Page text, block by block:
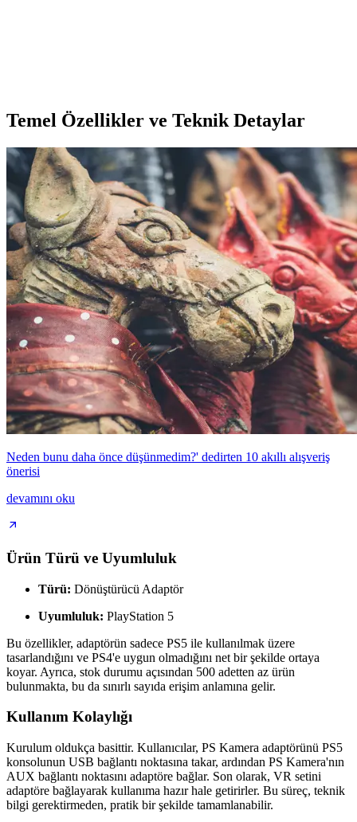
Temel Özellikler ve Teknik Detaylar
Neden bunu daha önce düşünmedim?' dedirten 10 akıllı alışveriş
önerisi
devamını oku
Ürün Türü ve Uyumluluk
Türü: Dönüştürücü Adaptör
Uyumluluk: PlayStation 5
Bu özellikler, adaptörün sadece PS5 ile kullanılmak üzere
tasarlandığını ve PS4'e uygun olmadığını net bir şekilde ortaya
koyar. Ayrıca, stok durumu açısından 500 adetten az ürün
bulunmakta, bu da sınırlı sayıda erişim anlamına gelir.
Kullanım Kolaylığı
Kurulum oldukça basittir. Kullanıcılar, PS Kamera adaptörünü PS5
konsolunun USB bağlantı noktasına takar, ardından PS Kamera'nın
AUX bağlantı noktasını adaptöre bağlar. Son olarak, VR setini
adaptöre bağlayarak kullanıma hazır hale getirirler. Bu süreç, teknik
bilgi gerektirmeden, pratik bir şekilde tamamlanabilir.